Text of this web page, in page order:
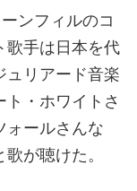
ンフィルのコ
歌手は日本を代
リアード音楽
・ホワイトさ
ォールさんな
が聴けた。